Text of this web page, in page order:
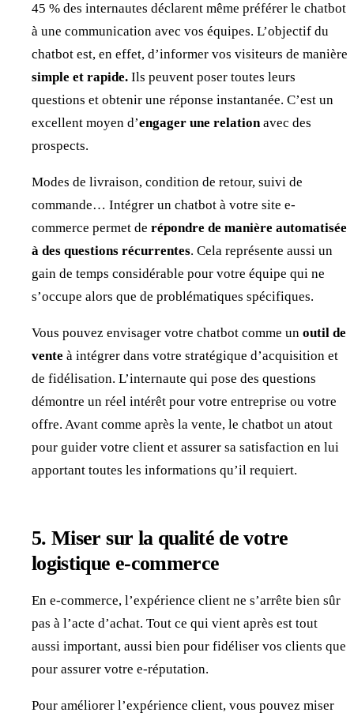
45 % des internautes déclarent même préférer le chatbot
à une communication avec vos équipes. L’objectif du
chatbot est, en effet, d’informer vos visiteurs de manière
simple et rapide. Ils peuvent poser toutes leurs
questions et obtenir une réponse instantanée. C’est un
excellent moyen d’engager une relationavec des
prospects.
Modes de livraison, condition de retour, suivi de
commande… Intégrer un chatbot à votre site e-
commerce permet de répondre de manière automatisée
à des questions récurrentes. Cela représente aussi un
gain de temps considérable pour votre équipe qui ne
s’occupe alors que de problématiques spécifiques.
Vous pouvez envisager votre chatbot comme un outil de
vente à intégrer dans votre stratégique d’acquisition et
de fidélisation. L’internaute qui pose des questions
démontre un réel intérêt pour votre entreprise ou votre
offre. Avant comme après la vente, le chatbot un atout
pour guider votre client et assurer sa satisfaction en lui
apportant toutes les informations qu’il requiert.
5. Miser sur la qualité de votre
logistique e-commerce
En e-commerce, l’expérience client ne s’arrête bien sûr
pas à l’acte d’achat. Tout ce qui vient après est tout
aussi important, aussi bien pour fidéliser vos clients que
pour assurer votre e-réputation.
Pour améliorer l’expérience client, vous pouvez miser